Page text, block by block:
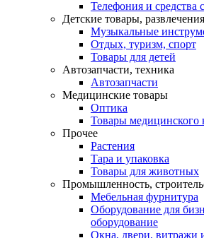
Телефония и средства
Детские товары,
Музыкальные
Отдых, туризм, спорт
Товары для детей
Автозапчасти, техника
Автозапчасти
Медицинские товары
Оптика
Товары медицинского
Прочее
Растения
Тара и упаковка
Товары для животных
Промышленность,
Мебельная фурнитура
Оборудование для
оборудование
Окна, двери, витражи